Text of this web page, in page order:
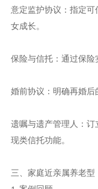
意定监护协议：指定
女成长。
保险与信托：通过保险
婚前协议：明确再婚后
遗嘱与遗产管理人：
现类信托功能。
三、家庭近亲属养老型